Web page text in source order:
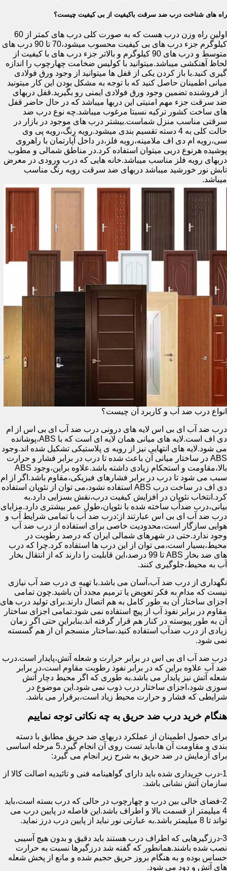
راه های شناخت درب ضد سرقت باکیفیت از بی کیفیت چیست؟
اولین راه وزن درب هست که به صورت کلی درب های کمتر از 60
کیلوگرم جزء درب های بی کیفیت محسوب میشود،70 تا 90 درب های
متوسط و درب های 90 کیلوگرم و بالاتر جزء درب های با کیفیت از
لحاظ آهنکشی میباشد.میتوانید با کولیس ضخامت چهارچوب را اندازه
گیری کنید.با باز کردن یکی از قفل ها میتوانید از وجود ورق فولادی
میانی اطمینان حاصل کنید که با توجه به مشکل بودن این کار میتونید
از فروشنده تضمین وجود ورق فولادی ایمنی رو بگیرید.قفل دربهای
ضد سرقت جزء مهم امنیتی این دربها میباشد که در حال حاضر قفل
های ساخت کشور ترکیه نسبتا مرغوب میباشد.چه نوع درب ضد
سرقتی مناسب منزل شماست.بیشتر درب های موجود در بازار در
حالت کلی به 4 دسته تقسیم بندی میشود.رویه رنگ،رویه پی وی
سی،رویه ام دی اف ملامینه،رویه فلز،در داخل آپارتمان با راهروی
پوشیده هرنوع دربی میتوان استفاده کرد.در مناطق شمالی و مطوب
دربهای رویه فلز مناسب میباشد.خانه هایی که درب ورودی در معرض
تابش نور خورشید میباشد دربهای ضد سرقت رویه رنگ مناسب
میباشد.
انواع درب ضد آب و کاربرد آن چیست؟
درب ضد آب ای بی اس لایه های درونی درب ضد آب ای بی اس از ام
دی اف است.لایه های میانی همان لایه ای است که با ABS،پوشانده
می شود.لایه های انتهایی نیز از رویه ی پلاستیکی تشکیل شده اند.وجود
ABS در ساختار میانی آن باعث شده تا درب در برابر فشار و حرارت
بالا،مقاومت و استحکام زیادی داشته باشد.علاوه براین،وجود ABS
سبب می شود تا درب در برابر فشارهای فیزیکی،مقاوم باشد.اگر از ام
دی اف در ساخت درب ABS استفاده نشود،می توان از نئوپان استفاده
کرد.انتخاب نئوپان در افزایش کیفیت درب،نقش بسزایی دارد.به
بیانی،درب ضدآب ساخته شده با نئوپان،طول عمر بیشتری دارد.مزایای
درب ضد آب ای بی اس عبارتند از:درب ضد آب با تمامی شرایط آب و
هوایی سازگار است،محدودیت خاصی برای استفاده از درب ضد آب
وجود ندارد.حتی در شهرهای شمالی ایران که درصد رطوبت در
محیط،بسیار است،می توان از این درب ها استفاده کرد.چرا که درب
های ضد بخار ABS تا 99 درصد،این قابلیت را دارند که از انتقال بخار
آب به محیط،جلوگیری کنند.
نگهداری از درب ضد آب،آسان می باشد.با تهیه ی درب ضد آب نیازی
نیست که مدام به فکر تعویض یا ترمیم مجدد آن باشید.چون تمامی
اجزای ساختار آن به طور کامل به هم اتصال دارند.برای تولید درب های
مقاوم در برابر نفوذ آب از پیچ استفاده نمی شود.تمامی اجزای ساختار
آن به طور پیوسته در کنار هم قرار گرفته اند.بنابراین حتی اگر زمان
زیادی از درب ضدآب استفاده کنید،ساختار منسجم آن از هم گسسته
نمی شود.
درب ضد آب ای بی اس در برابر حرارت و شعله آتش،پایدار است.درب
ضد آب علاوه براین که در برابر نفوذ رطوبت مقاوم است،در برابر
شعله آتش نیز پایدار می باشد.به طوری که اگر محیط دچار آتش
سوزی شود،اجزای ساختار درب ذوب نمی شود.این موضوع در
شرایطی که فشار و حرارت محیط زیاد است،برقرار می باشد.
هنگام خرید درب ضد حریق به چه نکاتی توجه نماییم
برای حصول اطمینان از عملکرد دربهای ضد حریق مطابق با دسته
بندی و مقاومت آن ها،باید تست روی آن انجام گیرد.5 مرحله اساسی
برای آزمایش در ضد حریق به شرح زیر انجام می گیرد:
1-درب خریداری شده باید دارای گواهینامه فنی و تائیدیه اصالت کالا از
سازمان آتش نشانی باشد.
2-فضای خالی بین درب و چهارچوب در حالی که درب بسته است،باید
4 میلیمتر از قسمت بالا و اطراف باشد.این فاصله در پایین درب می
تواند تا 8 میلیمتر باشد.به عبارتی نور نباید از پایین درب درز نماید.
3-درزگیرهایی که اطراف درب هستند باید دقیق و بدون هیچ آسیبی
نصب شده باشند.همانطور که گفته شد درزگیرها نسبت به حرارت
حساس بوده و به هنگام بروز حریق حجیم شده و مانع از پخش شعله
های آتش و دود می شود.